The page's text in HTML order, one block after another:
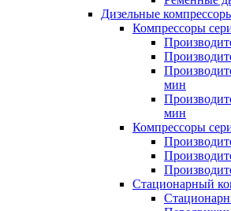
Дизельные
Компрессоры
мин
мин
Компрессоры
Стационарный